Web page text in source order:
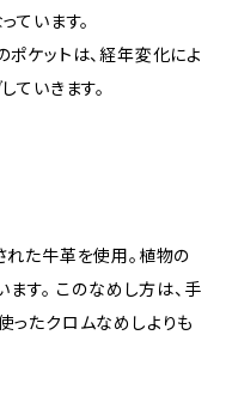
ています。
ケットは、経年変化によ
ていきます。
れた牛革を使用。植物の
ます。 このなめし方は、手
ったクロムなめしよりも